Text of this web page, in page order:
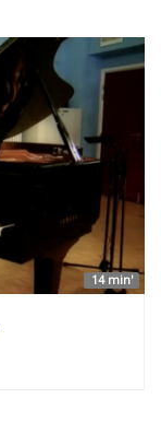
14 min'